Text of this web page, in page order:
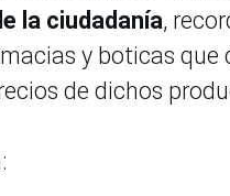
la ciudadanía,
y boticas que
de dichos